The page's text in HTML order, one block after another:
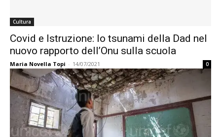
Cultura
Covid e Istruzione: lo tsunami della Dad nel
nuovo rapporto dell’Onu sulla scuola
Maria Novella Topi - 14/07/2021 0